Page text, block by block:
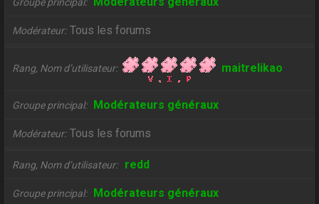
Modérateur Tous les forums
Rang, Nom d’utilisateur maitrelikao
Groupe principal Modérateurs généraux
Modérateur Tous les forums
Rang, Nom d’utilisateur redd
Groupe principal Modérateurs généraux